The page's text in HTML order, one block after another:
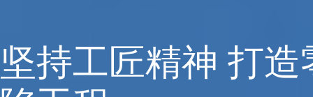
坚持工匠精神 打造